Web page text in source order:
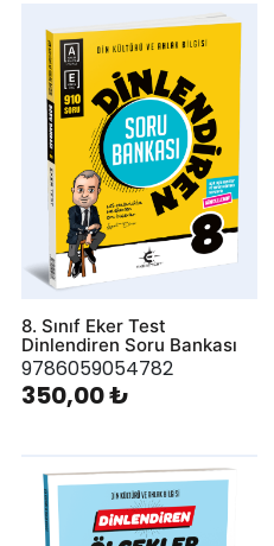
8. Sınıf Eker Test
Dinlendiren Soru Bankası
9786059054782
350,00 ₺